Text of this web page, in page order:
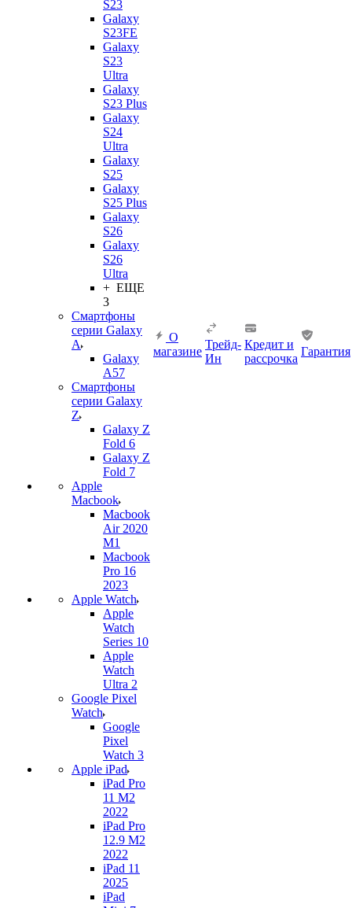
S23
Galaxy
S23FE
Galaxy
S23
Ultra
Galaxy
S23 Plus
Galaxy
S24
Ultra
Galaxy
S25
Galaxy
S25 Plus
Galaxy
S26
Galaxy
S26
Ultra
+ ЕЩЕ
3
Смартфоны
серии Galaxy
A
Galaxy
A57
Смартфоны
серии Galaxy
Z
Galaxy Z
Fold 6
Galaxy Z
Fold 7
Apple
Macbook
Macbook
Air 2020
M1
Macbook
Pro 16
2023
Apple Watch
Apple
Watch
Series 10
Apple
Watch
Ultra 2
Google Pixel
Watch
Google
Pixel
Watch 3
Apple iPad
iPad Pro
11 M2
2022
iPad Pro
12.9 M2
2022
iPad 11
2025
iPad
О
магазине
Трейд-
Ин
Кредит и
рассрочка
Гарантия